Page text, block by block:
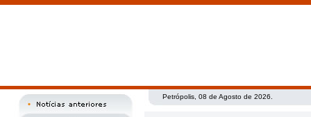
Petrópolis, 08 de Agosto de 2026.